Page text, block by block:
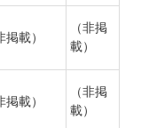
掲載）
（非掲
載）
掲載）
（非掲
載）